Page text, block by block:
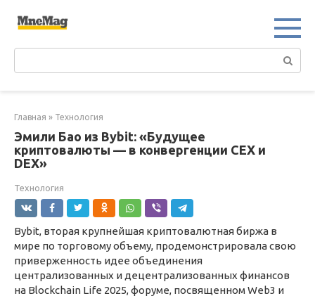
Главная » Технология
Эмили Бао из Bybit: «Будущее
криптовалюты — в конвергенции CEX и
DEX»
Технология
Bybit, вторая крупнейшая криптовалютная биржа в
мире по торговому объему, продемонстрировала свою
приверженность идее объединения
централизованных и децентрализованных финансов
на Blockchain Life 2025, форуме, посвященном Web3 и